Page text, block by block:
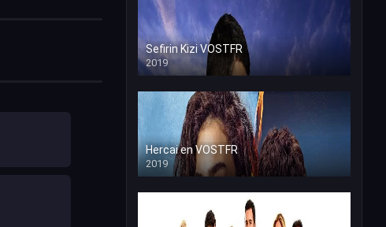
Sefirin Kizi VOSTFR
2019
Hercai en VOSTFR
2019